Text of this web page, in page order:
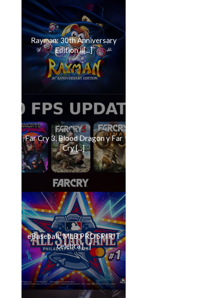
Rayman: 30th Anniversary
Edition ll[...]
Far Cry 3, Blood Dragon y Far
Cry [...]
eBaseball: MLB PRO SPIRIT
celebra [...]